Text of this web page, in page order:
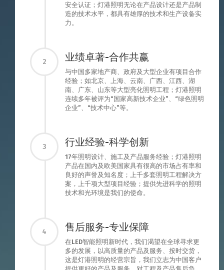
安全认证；灯港照明无论在产品设计还是产品制
造的技术水平，都具有雄厚的技术和生产设备实
力。
2 业绩卓著-合作共赢
与中国多家地产商、政府及大型企业有项目合作
经验；如北京、上海、云南、广西、江西、湖
南、广东、山东等大型亮化照明工程；灯港照明
连续多年被评为“国家高新技术企业”、“绿色照明
企业”、“技术中心”等。
3 行业经验-科学创新
17年照明设计、施工及产品服务经验；灯港照明
产品在国内及欧美国家具有很高的市场占有率和
良好的声誉及知名度；上千多套照明工程解决方
案，上千项大型项目经验；提供先进科学的照明
技术和光环境是我们的使命。
4 售后服务-专业保障
在LED智能照明新时代，我们渴望在全球寻求更
多的发展，以高质量的产品及服务、按时交货，
这是灯港照明的经营宗旨，我们立志为中国客户